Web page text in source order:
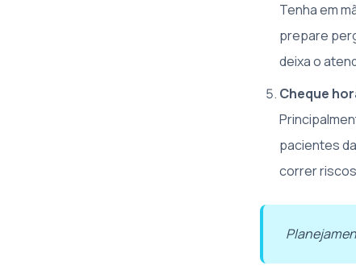
Tenha em
prepare
deixa o
Cheque
pacientes
correr